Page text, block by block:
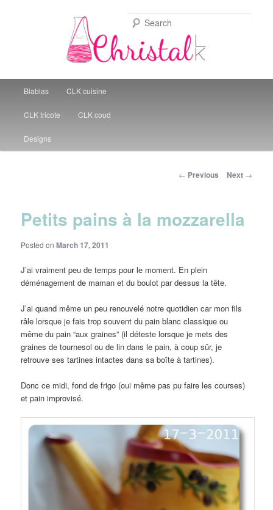
Christal Little Kitchen
Skip to primary content
Blablas CLK cuisine
CLK tricote CLK coud
Designs
Post navigation
← Previous Next →
Petits pains à la mozzarella
Posted onMarch 17, 2011
J’ai vraiment peu de temps pour le moment. En plein
déménagement de maman et du boulot par dessus la tête.
J’ai quand même un peu renouvelé notre quotidien car mon fils
râle lorsque je fais trop souvent du pain blanc classique ou
même du pain “aux graines” (il déteste lorsque je mets des
graines de tournesol ou de lin dans le pain, à coup sûr, je
retrouve ses tartines intactes dans sa boîte à tartines).
Donc ce midi, fond de frigo (oui même pas pu faire les courses)
et pain improvisé.